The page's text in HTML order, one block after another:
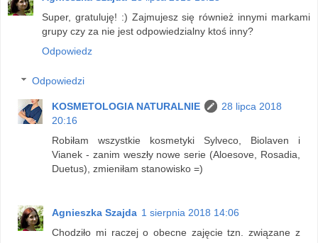
Super, gratuluję! :) Zajmujesz się również innymi markami
grupy czy za nie jest odpowiedzialny ktoś inny?
Odpowiedz
Odpowiedzi
KOSMETOLOGIA NATURALNIE
28 lipca 2018
20:16
Robiłam wszystkie kosmetyki Sylveco, Biolaven i
Vianek - zanim weszły nowe serie (Aloesove, Rosadia,
Duetus), zmieniłam stanowisko =)
Agnieszka Szajda 1 sierpnia 2018 14:06
Chodziło mi raczej o obecne zajęcie tzn. związane z